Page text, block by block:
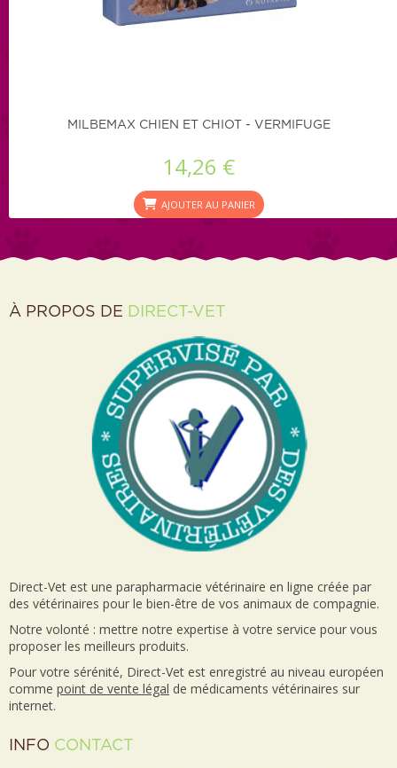
MILBEMAX CHIEN ET CHIOT - VERMIFUGE
14,26 €
AJOUTER AU PANIER
À PROPOS DE DIRECT-VET
Direct-Vet est une parapharmacie vétérinaire en ligne créée par
des vétérinaires pour le bien-être de vos animaux de compagnie.
Notre volonté : mettre notre expertise à votre service pour vous
proposer les meilleurs produits.
Pour votre sérénité, Direct-Vet est enregistré au niveau européen
comme point de vente légal de médicaments vétérinaires sur
internet.
INFO CONTACT